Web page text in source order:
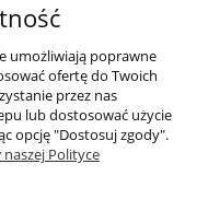
| woj. dolnośląskie
| NIP: 6921579498 |
umożliwiają poprawne
ofertę do Twoich
przez nas
lub dostosować użycie
opcję "Dostosuj zgody".
Polityce